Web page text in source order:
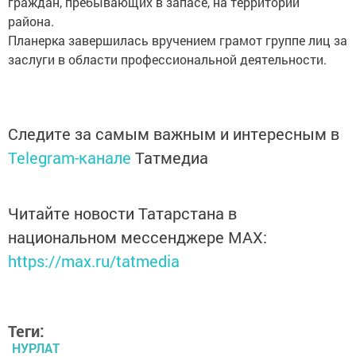
района.
Планерка завершилась вручением грамот группе лиц за
заслуги в области профессиональной деятельности.
Следите за самым важным и интересным в
Telegram-канале Татмедиа
Читайте новости Татарстана в
национальном мессенджере MАХ:
https://max.ru/tatmedia
Теги:
НУРЛАТ